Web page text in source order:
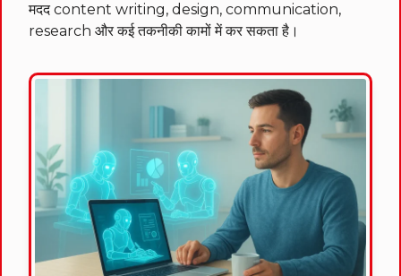
मदद content writing, design, communication,
research और कई तकनीकी कामों में कर सकता है।